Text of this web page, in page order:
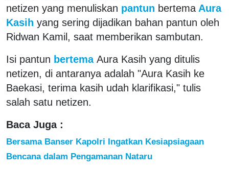
netizen yang menuliskan pantun bertema Aura
Kasih yang sering dijadikan bahan pantun oleh
Ridwan Kamil, saat memberikan sambutan.
Isi pantun bertema Aura Kasih yang ditulis
netizen, di antaranya adalah "Aura Kasih ke
Baekasi, terima kasih udah klarifikasi," tulis
salah satu netizen.
Baca Juga :
Bersama Banser Kapolri Ingatkan Kesiapsiagaan
Bencana dalam Pengamanan Nataru